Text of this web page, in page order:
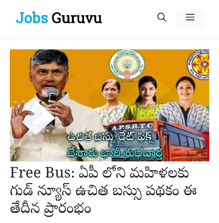
Menu
Free Bus: ఏపీ లోని మహిళలకు
గుడ్ న్యూస్ ఉచిత బస్సు పథకం ఈ
తేదీన ప్రారంభం